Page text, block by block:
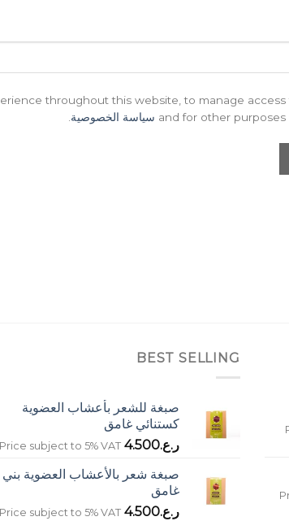
throughout this website, to manage access
and for other سياسة الخصوصية
BEST SELLING
صبغة للشعر بأعشاب العضوية
كستنائي غامق
ر.ع.4.500
Price subject to 5% VAT
صبغة شعر بالأعشاب العضوية بني
غامق
ر.ع.4.500
Price subject to 5% VAT